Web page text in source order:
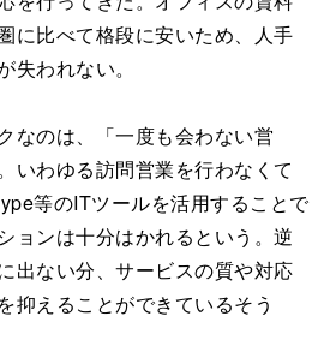
に比べて格段に安いため、人手
失われない。
なのは、「一度も会わない営
いわゆる訪問営業を行わなくて
等のITツールを活用することで
ョンは十分はかれるという。逆
出ない分、サービスの質や対応
抑えることができているそう